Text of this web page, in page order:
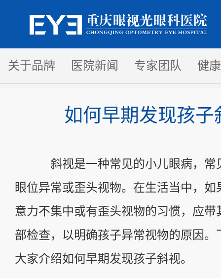
关于品牌 医院新闻 专家团队 健
如何早期发现孩子
斜视是一种常见的小儿眼病，常
眼位异常或歪头视物。在生活当中，如
意力不集中或有歪头视物的习惯，应带
部检查，以明确孩子异常视物的原因。
大家介绍如何早期发现孩子斜视。